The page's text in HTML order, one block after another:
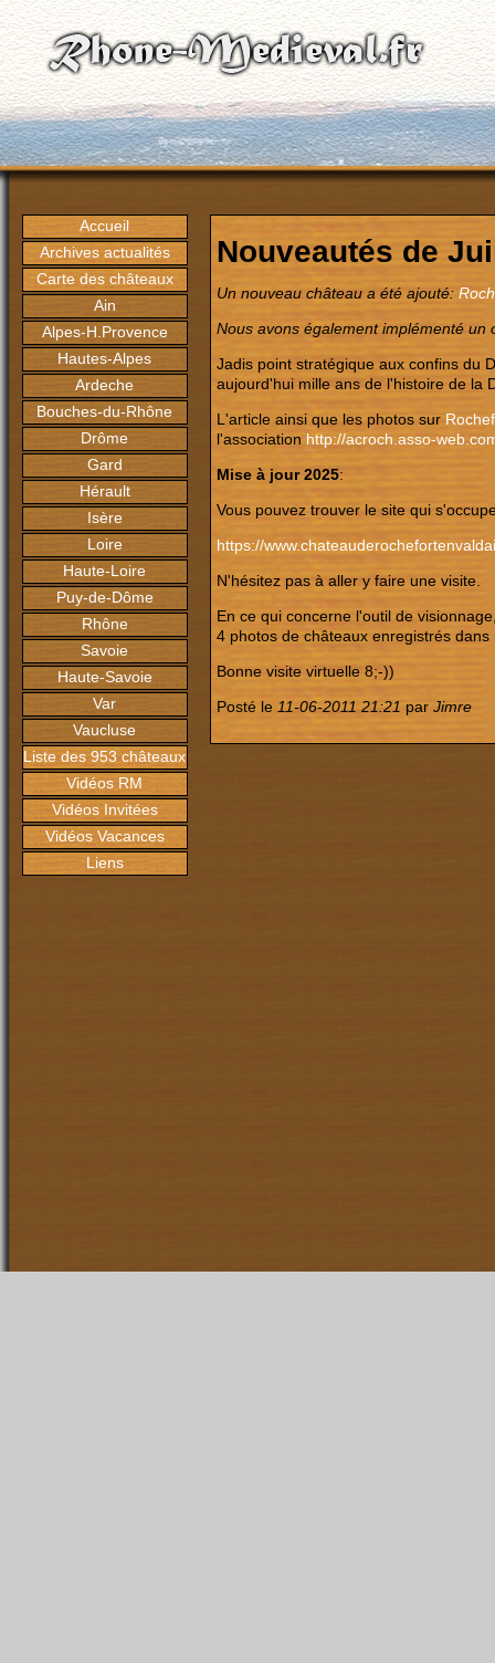
Accueil
Archives actualités
Carte des châteaux
Ain
Alpes-H.Provence
Hautes-Alpes
Ardeche
Bouches-du-Rhône
Drôme
Gard
Hérault
Isère
Loire
Haute-Loire
Puy-de-Dôme
Rhône
Savoie
Haute-Savoie
Var
Vaucluse
Liste des 953 châteaux
Vidéos RM
Vidéos Invitées
Vidéos Vacances
Liens
Nouveautés de
Un nouveau château a été ajouté:
Nous avons également implémenté
Jadis point stratégique aux confins du
aujourd'hui mille ans de l'histoire de la
L'article ainsi que les photos sur
l'association http://acroch.asso-
Mise à jour 2025:
Vous pouvez trouver le site qui
https://
N'hésitez pas à aller y faire une visite.
En ce qui concerne l'outil de
4 photos de châteaux enregistrés dans
Bonne visite virtuelle 8;-))
Posté le 11-06-2011 21:21 par Jimre